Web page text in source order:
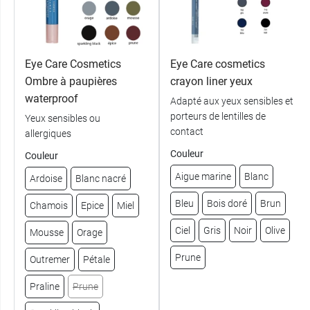
Eye Care Cosmetics
Ombre à paupières
waterproof
Yeux sensibles ou
allergiques
Couleur
Ardoise Blanc nacré
Chamois Epice Miel
Mousse Orage
Outremer Pétale
Praline Prune
Eye Care cosmetics
crayon liner yeux
Adapté aux yeux sensibles et
porteurs de lentilles de
contact
Couleur
Aigue marine Blanc
Bleu Bois doré Brun
Ciel Gris Noir Olive
Prune